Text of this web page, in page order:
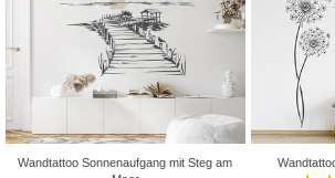
Wandtattoo Sonnenaufgang mit Steg am